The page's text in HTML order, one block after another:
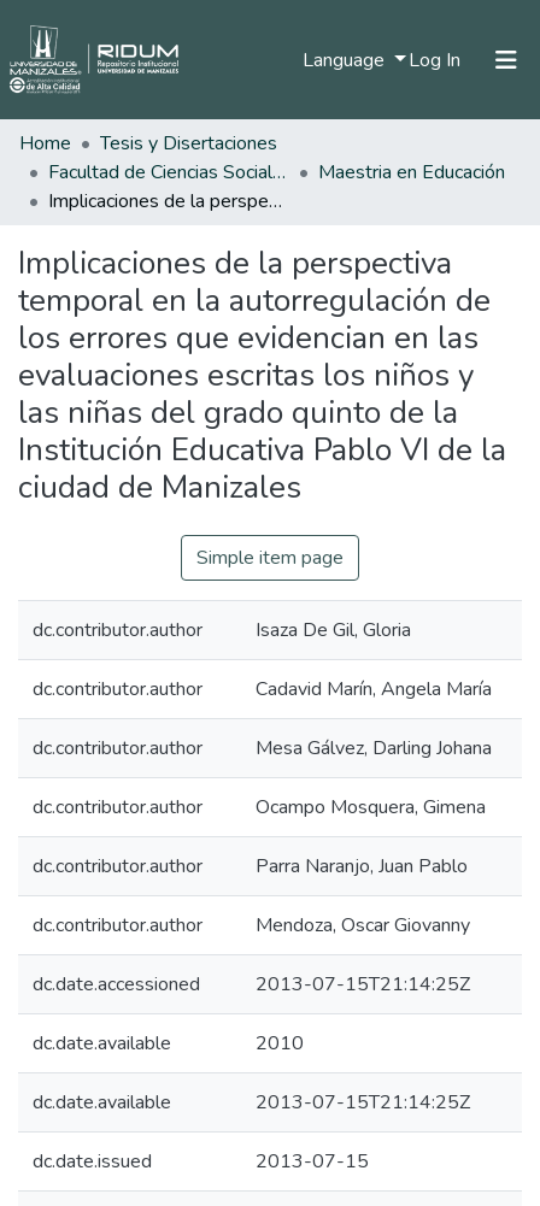
Language Log In (current)
Statistics
Home
Tesis y Disertaciones
Facultad de Ciencias Sociales y Humanas
Maestria en Educación
Implicaciones de la perspectiva temporal en la autorregulación de los errores que evidencian en las evaluaciones escritas los niños y las niñas del grado quinto de la Institución Educativa Pablo VI de la ciudad de Manizales
Implicaciones de la perspectiva
temporal en la autorregulación de
los errores que evidencian en las
evaluaciones escritas los niños y
las niñas del grado quinto de la
Institución Educativa Pablo VI de la
ciudad de Manizales
Simple item page
dc.contributor.author Isaza De Gil, Gloria
dc.contributor.author Cadavid Marín, Angela María
dc.contributor.author Mesa Gálvez, Darling Johana
dc.contributor.author Ocampo Mosquera, Gimena
dc.contributor.author Parra Naranjo, Juan Pablo
dc.contributor.author Mendoza, Oscar Giovanny
dc.date.accessioned 2013-07-15T21:14:25Z
dc.date.available 2010
dc.date.available 2013-07-15T21:14:25Z
dc.date.issued 2013-07-15